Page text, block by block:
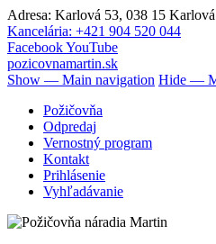
Skočiť
na
hlavný
obsah
Adresa: Karlová 53, 038 15 Karlová
Kancelária: +421 904 520 044
FacebookYouTube
pozicovnamartin.sk
Main
navigation
Show — Main navigation Hide —
Požičovňa
Odpredaj
Vernostný program
Kontakt
Prihlásenie
Vyhľadávanie